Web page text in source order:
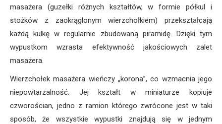
masażera (guzełki różnych kształtów, w formie półkul i
stożków z zaokrąglonym wierzchołkiem) przekształcają
każdą kulkę w regularnie zbudowaną piramidę. Dzięki tym
wypustkom wzrasta efektywność jakościowych zalet
masażera.
Wierzchołek masażera wieńczy „korona”, co wzmacnia jego
niepowtarzalność. Jej kształt w miniaturze kopiuje
czworościan, jedno z ramion którego zwrócone jest w taki
sposób, że wszystkie wypustki znajdują się w jednym